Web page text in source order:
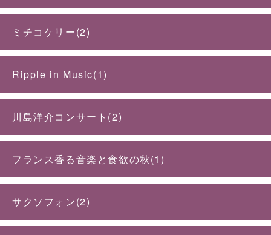
ミチコケリー(2)
Ripple in Music(1)
川島洋介コンサート(2)
フランス香る音楽と食欲の秋(1)
サクソフォン(2)